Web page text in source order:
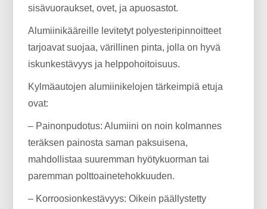
sisävuoraukset, ovet, ja apuosastot.
Alumiinikääreille levitetyt polyesteripinnoitteet
tarjoavat suojaa, värillinen pinta, jolla on hyvä
iskunkestävyys ja helppohoitoisuus.
Kylmäautojen alumiinikelojen tärkeimpiä etuja
ovat:
– Painonpudotus: Alumiini on noin kolmannes
teräksen painosta saman paksuisena,
mahdollistaa suuremman hyötykuorman tai
paremman polttoainetehokkuuden.
– Korroosionkestävyys: Oikein päällystetty